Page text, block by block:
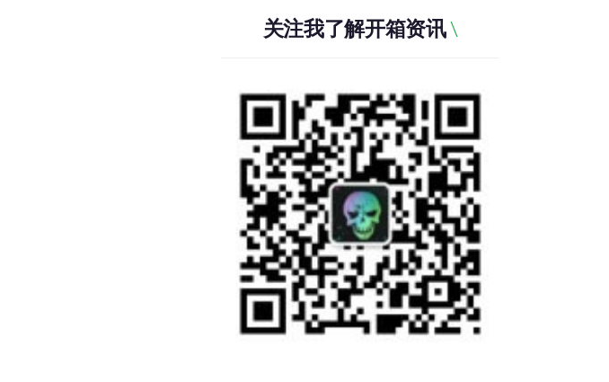
关注我了解开箱资讯